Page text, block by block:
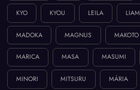
KYO KYOU LEILA LIAM
MADOKA MAGNUS MAKOTO
MARICA MASA MASUMI
MINORI MITSURU MÁRIA